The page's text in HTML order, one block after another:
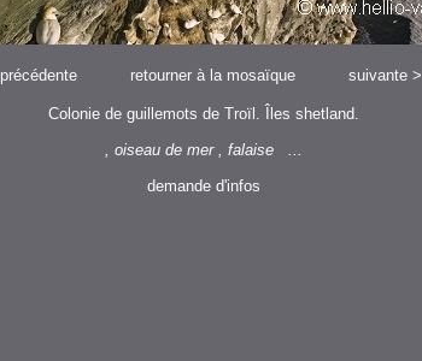
précédente retourner à la mosaïque suivante>
Colonie de guillemots de Troïl. Îles shetland.
, oiseau de mer , falaise ...
demande d'infos